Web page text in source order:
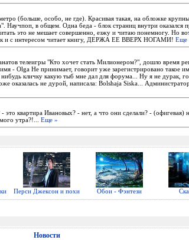
(больше, особо, не где). Красивая такая, на обложке
в общем. Одна беда - блок страниц внутри оказался
это не мешает совершенно, езжу и читаю понемногу. Но
и с интересом читает книгу, ДЕРЖА ЕЕ ВВЕРХ НОГАМИ! Еще
телеигры "Кто хочет стать Милионером?", дошло время
- Olga Не принимает, говорит уже зарегистрировано такое
кличку какую тыб мне дал для форума... Ну я не дурак,
не дурой, написала: Bolshaja Siska...
это квартира Ивановых? - нет, а что они сделали? - (офигевая)
утра?!... Еще »
Перси Джексон и похи Обои - Фэнтези
Новости